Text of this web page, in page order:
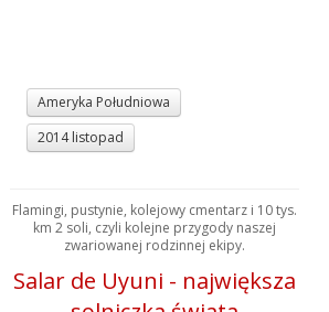
Ameryka Południowa
2014 listopad
Flamingi, pustynie, kolejowy cmentarz i 10 tys.
km 2 soli, czyli kolejne przygody naszej
zwariowanej rodzinnej ekipy.
Salar de Uyuni - największa